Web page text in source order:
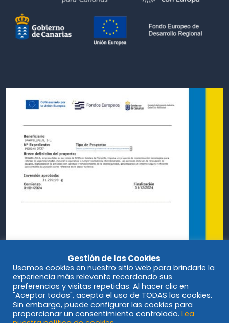
Gestión de las Cookies
Usamos cookies en nuestro sitio web para brindarle la
experiencia más relevante recordando sus
preferencias y visitas repetidas. Al hacer clic en
"Aceptar todas", acepta el uso de TODAS las cookies.
Sin embargo, puede configurar las cookies para
proporcionar un consentimiento controlado. Lea